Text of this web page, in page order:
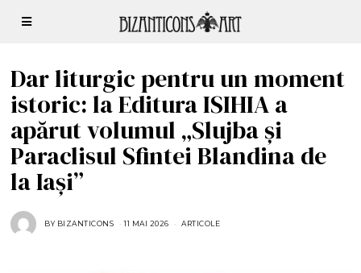
Dar liturgic pentru un moment
istoric: la Editura ISIHIA a
apărut volumul „Slujba și
Paraclisul Sfintei Blandina de
la Iași”
BY BIZANTICONS 11 MAI 2026 ARTICOLE